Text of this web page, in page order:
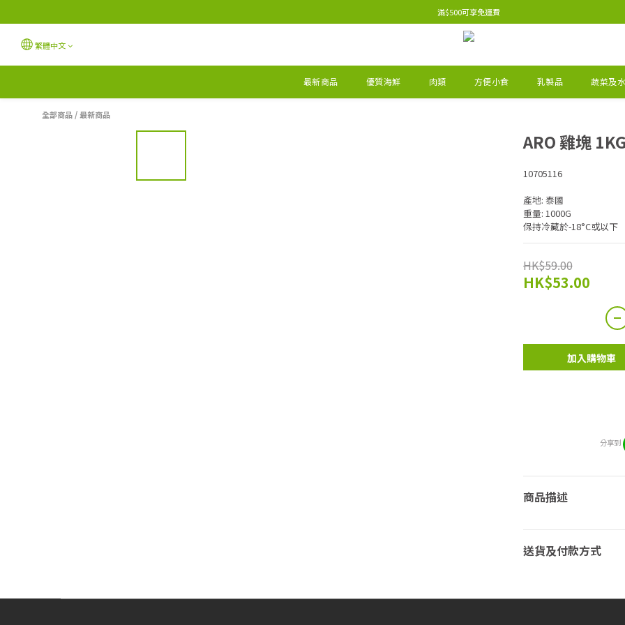
滿$500可享免運費
繁體中文
最新商品 優質海鮮 肉類 方便小食 乳製品 蔬菜及
全部商品 / 最新商品
ARO 雞塊 1KG
10705116
產地: 泰國
重量: 1000G
保持冷藏於-18°C或以下
HK$59.00
HK$53.00
加入購物車
分享到
商品描述
送貨及付款方式